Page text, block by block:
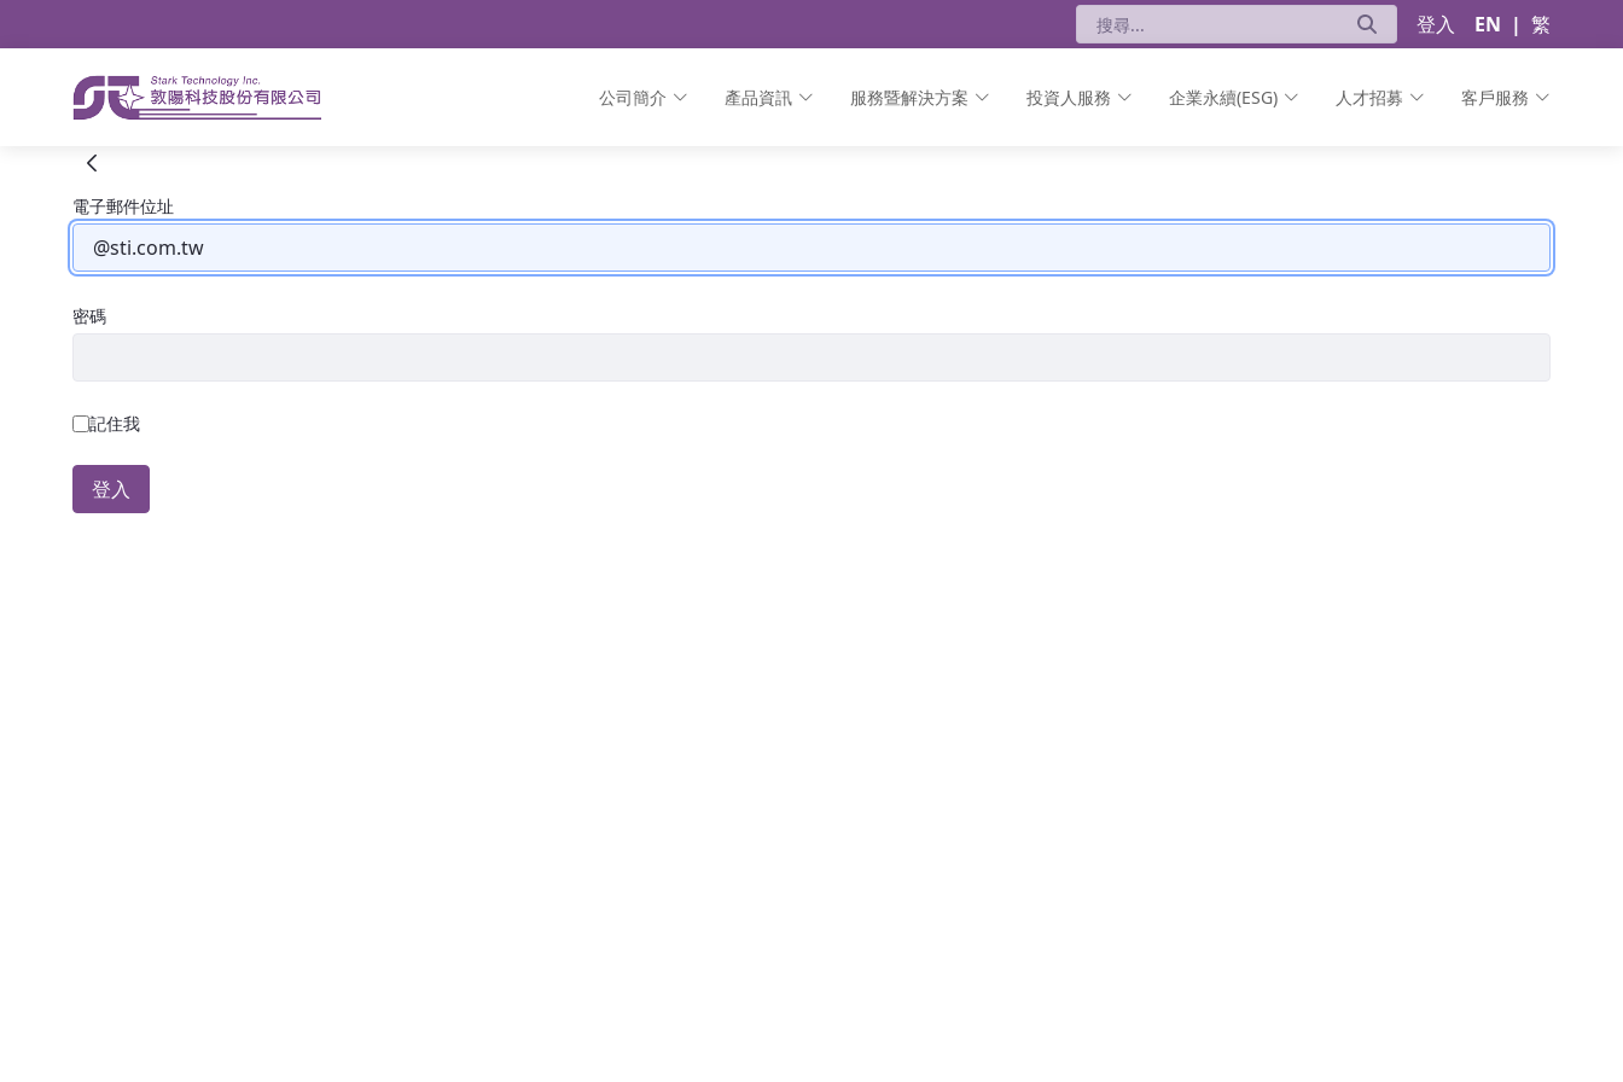
登入 EN | 繁
公司簡介 產品資訊 服務暨解決方案 投資人服務 企業永續(ESG) 人才招募 客戶服務
TeamT5
登入
電子郵件位址
密碼
記住我
登入